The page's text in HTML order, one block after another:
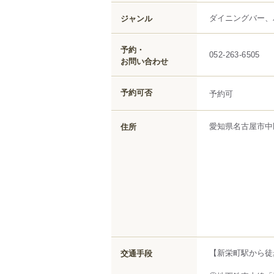
ジャンル ダイニングバー
予約・
お問い合わせ
052-263-6505
予約可否 予約可
住所 愛知県名古屋市
交通手段
【新栄町駅から